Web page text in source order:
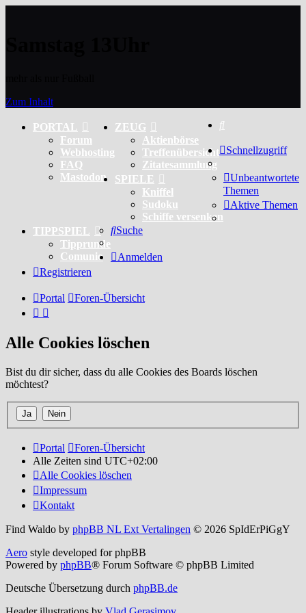
Zum Inhalt
PORTAL
Forum
Webhosting
FAQ
Mastodon
ZEUG
Aktienbörse
Treffenübersicht
Zitatesammlung
SPIELE
Kniffel
Sudoku
Schiffe versenken
TIPPSPIEL
Tipprunde
Comunio
Schnellzugriff
Unbeantwortete
Themen
Aktive Themen
Suche
Anmelden
Registrieren
Portal Foren-Übersicht
Alle Cookies löschen
Bist du dir sicher, dass du alle Cookies des Boards löschen
möchtest?
Portal
Foren-Übersicht
Alle Zeiten sind UTC+02:00
Alle Cookies löschen
Impressum
Kontakt
Find Waldo by phpBB NL Ext Vertalingen © 2026 SpIdErPiGgY
Aero style developed for phpBB
Powered by phpBB® Forum Software © phpBB Limited
Deutsche Übersetzung durch phpBB.de